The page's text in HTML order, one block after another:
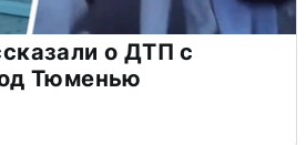
о ДТП с
Тюменью